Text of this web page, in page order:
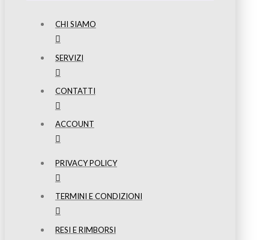
CHI SIAMO
SERVIZI
CONTATTI
ACCOUNT
PRIVACY POLICY
TERMINI E CONDIZIONI
RESI E RIMBORSI